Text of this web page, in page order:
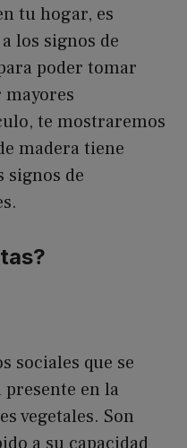
tu hogar, es
los signos de
poder tomar
te mostraremos
madera tiene
signos de
sociales que se
en la
vegetales. Son
a su capacidad